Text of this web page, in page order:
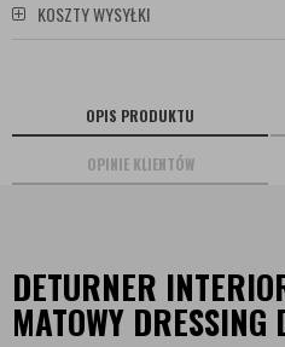
KOSZTY WYSYŁKI
OPIS PRODUKTU
OPINIE KLIENTÓW
DETURNER
MATOWY DRESSING